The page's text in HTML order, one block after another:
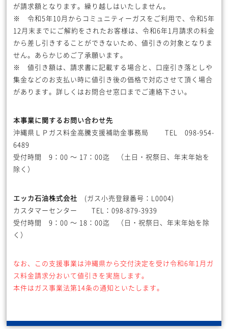
が請求額となります。繰り越しはいたしません。
※ 令和5年10月からコミュニティーガスをご利用で、令和5年
12月末までにご解約をされたお客様は、令和6年1月請求の料金
から差し引きすることができないため、値引きの対象となりま
せん。あらかじめご了承願います。
※ 値引き額は、請求書に記載する場合と、口座引き落としや
集金などのお支払い時に値引き後の価格で対応させて頂く場合
があります。詳しくはお問合せ窓口までご連絡下さい。
本事業に関するお問い合わせ先
沖縄県ＬＰガス料金高騰支援補助金事務局 TEL 098-954-
6489
受付時間 9：00 ～ 17：00迄 （土日・祝祭日、年末年始を
除く）
エッカ石油株式会社 (ガス小売登録番号：L0004)
カスタマーセンター TEL：098-879-3939
受付時間 9：00 ～ 18：00迄 （日・祝祭日、年末年始を除
く）
なお、この支援事業は沖縄県から交付決定を受け令和6年1月ガ
ス料金請求分おいて値引きを実施します。
本件はガス事業法第14条の通知といたします。